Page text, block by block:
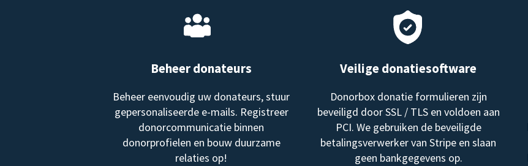
Beheer donateurs
Beheer eenvoudig uw donateurs, stuur
gepersonaliseerde e-mails. Registreer
donorcommunicatie binnen
donorprofielen en bouw duurzame
relaties op!
Veilige donatiesoftware
Donorbox donatie formulieren zijn
beveiligd door SSL / TLS en voldoen aan
PCI. We gebruiken de beveiligde
betalingsverwerker van Stripe en slaan
geen bankgegevens op.